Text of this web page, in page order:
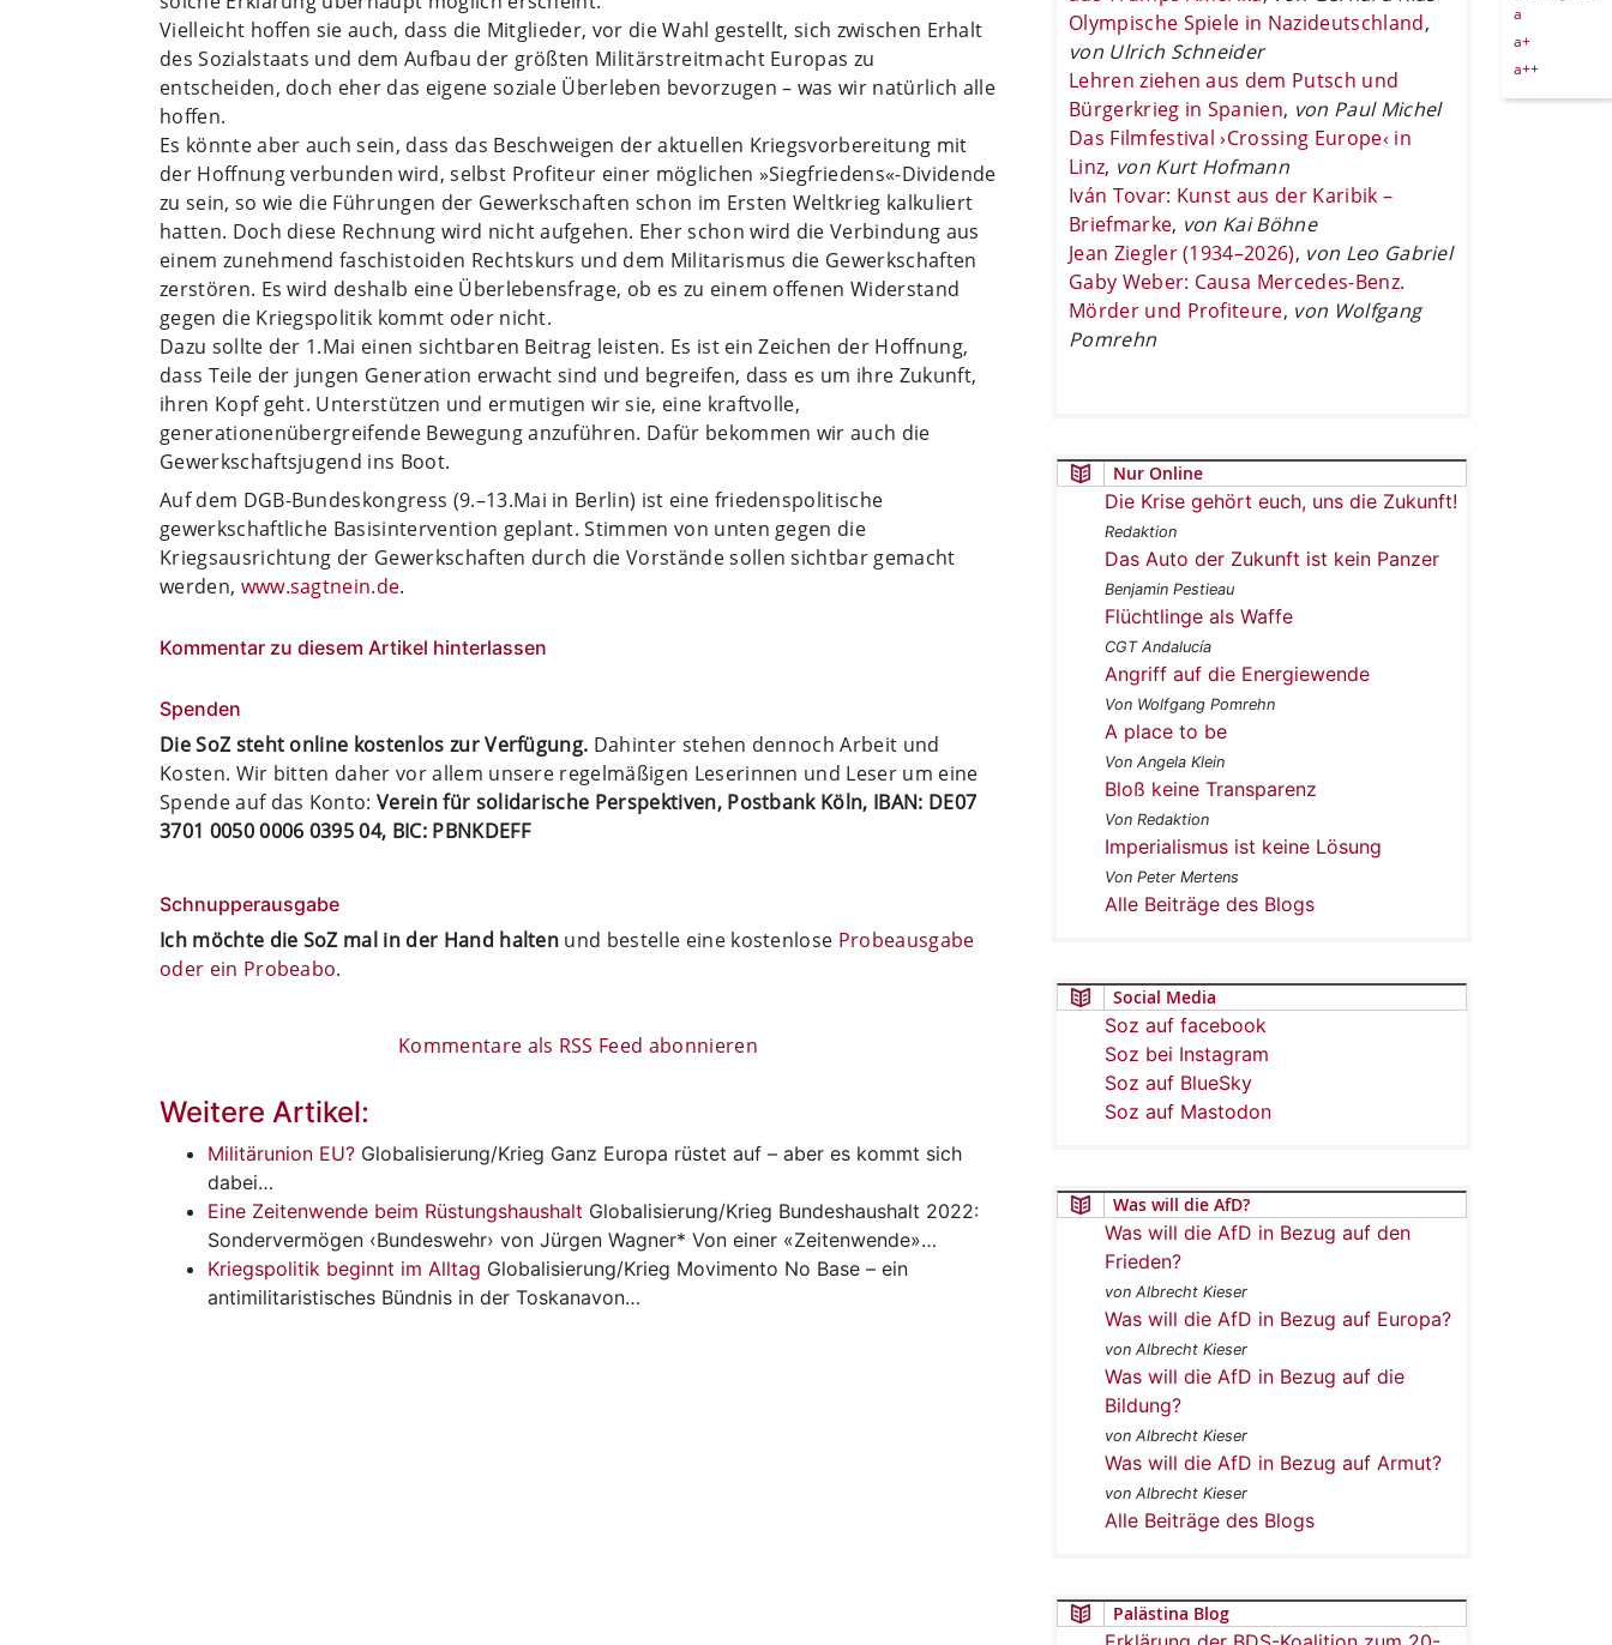
Vielleicht hoffen sie auch, dass die Mitglieder, vor die Wahl gestellt, sich zwischen Erhalt
des Sozialstaats und dem Aufbau der größten Militärstreitmacht Europas zu
entscheiden, doch eher das eigene soziale Überleben bevorzugen – was wir natürlich alle
hoffen.
Es könnte aber auch sein, dass das Beschweigen der aktuellen Kriegsvorbereitung mit
der Hoffnung verbunden wird, selbst Profiteur einer möglichen »Siegfriedens«-Dividende
zu sein, so wie die Führungen der Gewerkschaften schon im Ersten Weltkrieg kalkuliert
hatten. Doch diese Rechnung wird nicht aufgehen. Eher schon wird die Verbindung aus
einem zunehmend faschistoiden Rechtskurs und dem Militarismus die Gewerkschaften
zerstören. Es wird deshalb eine Überlebensfrage, ob es zu einem offenen Widerstand
gegen die Kriegspolitik kommt oder nicht.
Dazu sollte der 1.Mai einen sichtbaren Beitrag leisten. Es ist ein Zeichen der Hoffnung,
dass Teile der jungen Generation erwacht sind und begreifen, dass es um ihre Zukunft,
ihren Kopf geht. Unterstützen und ermutigen wir sie, eine kraftvolle,
generationenübergreifende Bewegung anzuführen. Dafür bekommen wir auch die
Gewerkschaftsjugend ins Boot.
Auf dem DGB-Bundeskongress (9.–13.Mai in Berlin) ist eine friedenspolitische
gewerkschaftliche Basisintervention geplant. Stimmen von unten gegen die
Kriegsausrichtung der Gewerkschaften durch die Vorstände sollen sichtbar gemacht
werden, www.sagtnein.de.
Kommentar zu diesem Artikel hinterlassen
Spenden
Die SoZ steht online kostenlos zur Verfügung. Dahinter stehen dennoch Arbeit und
Kosten. Wir bitten daher vor allem unsere regelmäßigen Leserinnen und Leser um eine
Spende auf das Konto:Verein für solidarische Perspektiven, Postbank Köln, IBAN: DE07
3701 0050 0006 0395 04, BIC: PBNKDEFF
Schnupperausgabe
Ich möchte die SoZ mal in der Hand halten und bestelle eine kostenlose Probeausgabe
oder ein Probeabo.
Kommentare als RSS Feed abonnieren
Weitere Artikel:
Militärunion EU? Globalisierung/Krieg Ganz Europa rüstet auf – aber es kommt sich
dabei…
Eine Zeitenwende beim Rüstungshaushalt Globalisierung/Krieg Bundeshaushalt 2022:
Sondervermögen ‹Bundeswehr› von Jürgen Wagner* Von einer «Zeitenwende»…
Kriegspolitik beginnt im Alltag Globalisierung/Krieg Movimento No Base – ein
antimilitaristisches Bündnis in der Toskanavon…
Olympische Spiele in Nazideutschland,
von Ulrich Schneider
Lehren ziehen aus dem Putsch und
Bürgerkrieg in Spanien, von Paul Michel
Das Filmfestival ›Crossing Europe‹ in
Linz, von Kurt Hofmann
Iván Tovar: Kunst aus der Karibik –
Briefmarke, von Kai Böhne
Jean Ziegler (1934–2026), von Leo Gabriel
Gaby Weber: Causa Mercedes-Benz.
Mörder und Profiteure, von Wolfgang
Pomrehn
Nur Online
Die Krise gehört euch, uns die Zukunft!
Redaktion
Das Auto der Zukunft ist kein Panzer
Benjamin Pestieau
Flüchtlinge als Waffe
CGT Andalucía
Angriff auf die Energiewende
Von Wolfgang Pomrehn
A place to be
Von Angela Klein
Bloß keine Transparenz
Von Redaktion
Imperialismus ist keine Lösung
Von Peter Mertens
Alle Beiträge des Blogs
Social Media
Soz auf facebook
Soz bei Instagram
Soz auf BlueSky
Soz auf Mastodon
Was will die AfD?
Was will die AfD in Bezug auf den
Frieden?
von Albrecht Kieser
Was will die AfD in Bezug auf Europa?
von Albrecht Kieser
Was will die AfD in Bezug auf die
Bildung?
von Albrecht Kieser
Was will die AfD in Bezug auf Armut?
von Albrecht Kieser
Alle Beiträge des Blogs
Palästina Blog
a
a+
a++